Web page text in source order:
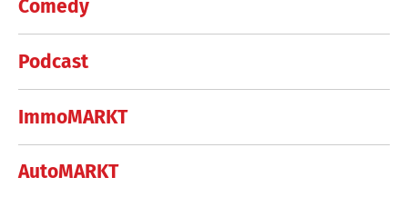
Comedy
Podcast
ImmoMARKT
AutoMARKT